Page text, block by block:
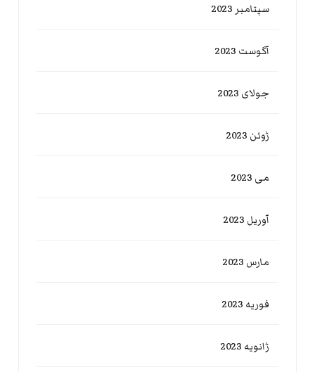
سپتامبر 2023
آگوست 2023
جولای 2023
ژوئن 2023
می 2023
آوریل 2023
مارس 2023
فوریه 2023
ژانویه 2023